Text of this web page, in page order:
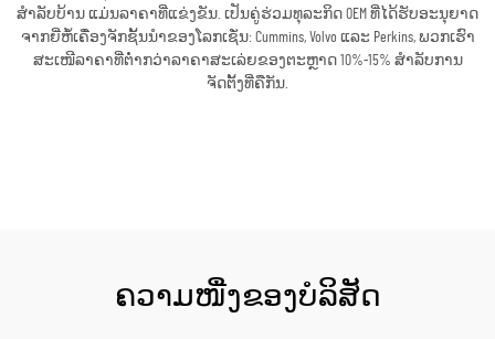
ສຳລັບບ້ານ ແມ່ນລາຄາທີ່ແຂ່ງຂັນ. ເປັນຄູ່ຮ່ວມທຸລະກິດ OEM ທີ່ໄດ້ຮັບອະນຸຍາດ
ຈາກຍີ່ຫໍ້ເຄື່ອງຈັກຊັ້ນນຳຂອງໂລກເຊັ່ນ: Cummins, Volvo ແລະ Perkins, ພວກເຮົາ
ສະເໜີລາຄາທີ່ຕ່ຳກວ່າລາຄາສະເລ່ຍຂອງຕະຫຼາດ 10%-15% ສຳລັບການ
ຈັດຕັ້ງທີ່ຄືກັນ.
ຄວາມໜື່ງຂອງບໍລິສັດ